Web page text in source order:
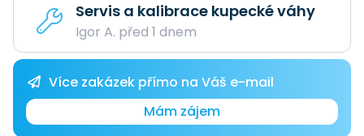
Servis a kalibrace kupecké váhy
Igor A. před 1 dnem
Více zakázek přímo na Váš e-mail
Mám zájem